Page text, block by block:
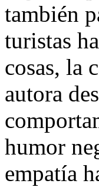
también
turistas
cosas, la
autora
humor
empatía